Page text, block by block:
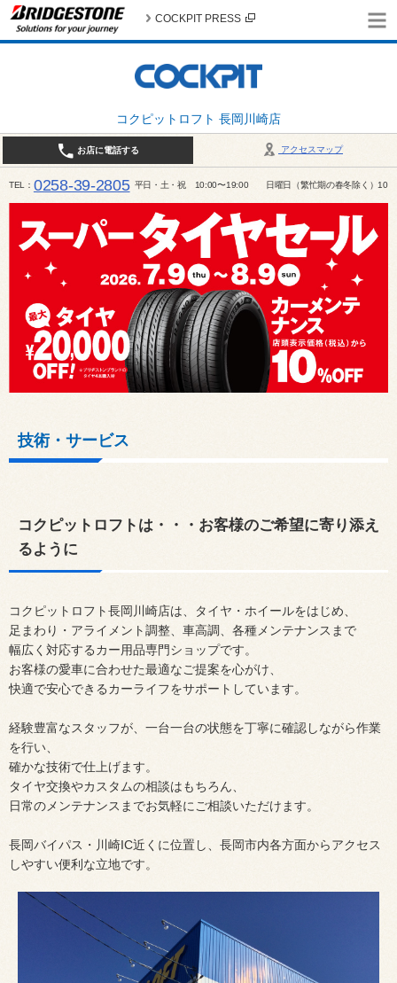
コクピットロフト 長岡川崎店
COCKPIT PRESS
アクセスマップ
お店に電話する
TEL 0258-39-2805 平日・土・祝 10:00〜19:00 日曜日（繁忙期の春冬除く）
技術・サービス
コクピットロフトは・・・お客様のご希望に寄り添え
るように
コクピットロフト長岡川崎店は、タイヤ・ホイールをはじめ、
足まわり・アライメント調整、車高調、各種メンテナンスまで
幅広く対応するカー用品専門ショップです。
お客様の愛車に合わせた最適なご提案を心がけ、
快適で安心できるカーライフをサポートしています。
経験豊富なスタッフが、一台一台の状態を丁寧に確認しながら作業
を行い、
確かな技術で仕上げます。
タイヤ交換やカスタムの相談はもちろん、
日常のメンテナンスまでお気軽にご相談いただけます。
長岡バイパス・川崎IC近くに位置し、長岡市内各方面からアクセス
しやすい便利な立地です。